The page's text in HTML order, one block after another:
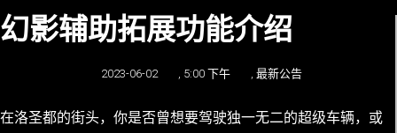
幻影辅助拓展功能介绍
2023-06-02 5:00 下午 最新公告
在洛圣都的街头，你是否曾想要驾驶独一无二的超级车辆，或